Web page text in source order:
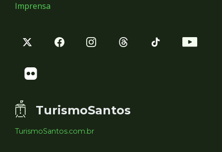
Imprensa
TurismoSantos
TurismoSantos.com.br